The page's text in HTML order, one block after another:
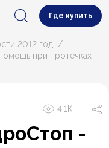
Где купить
2012 год
при протечках
4.1К
-